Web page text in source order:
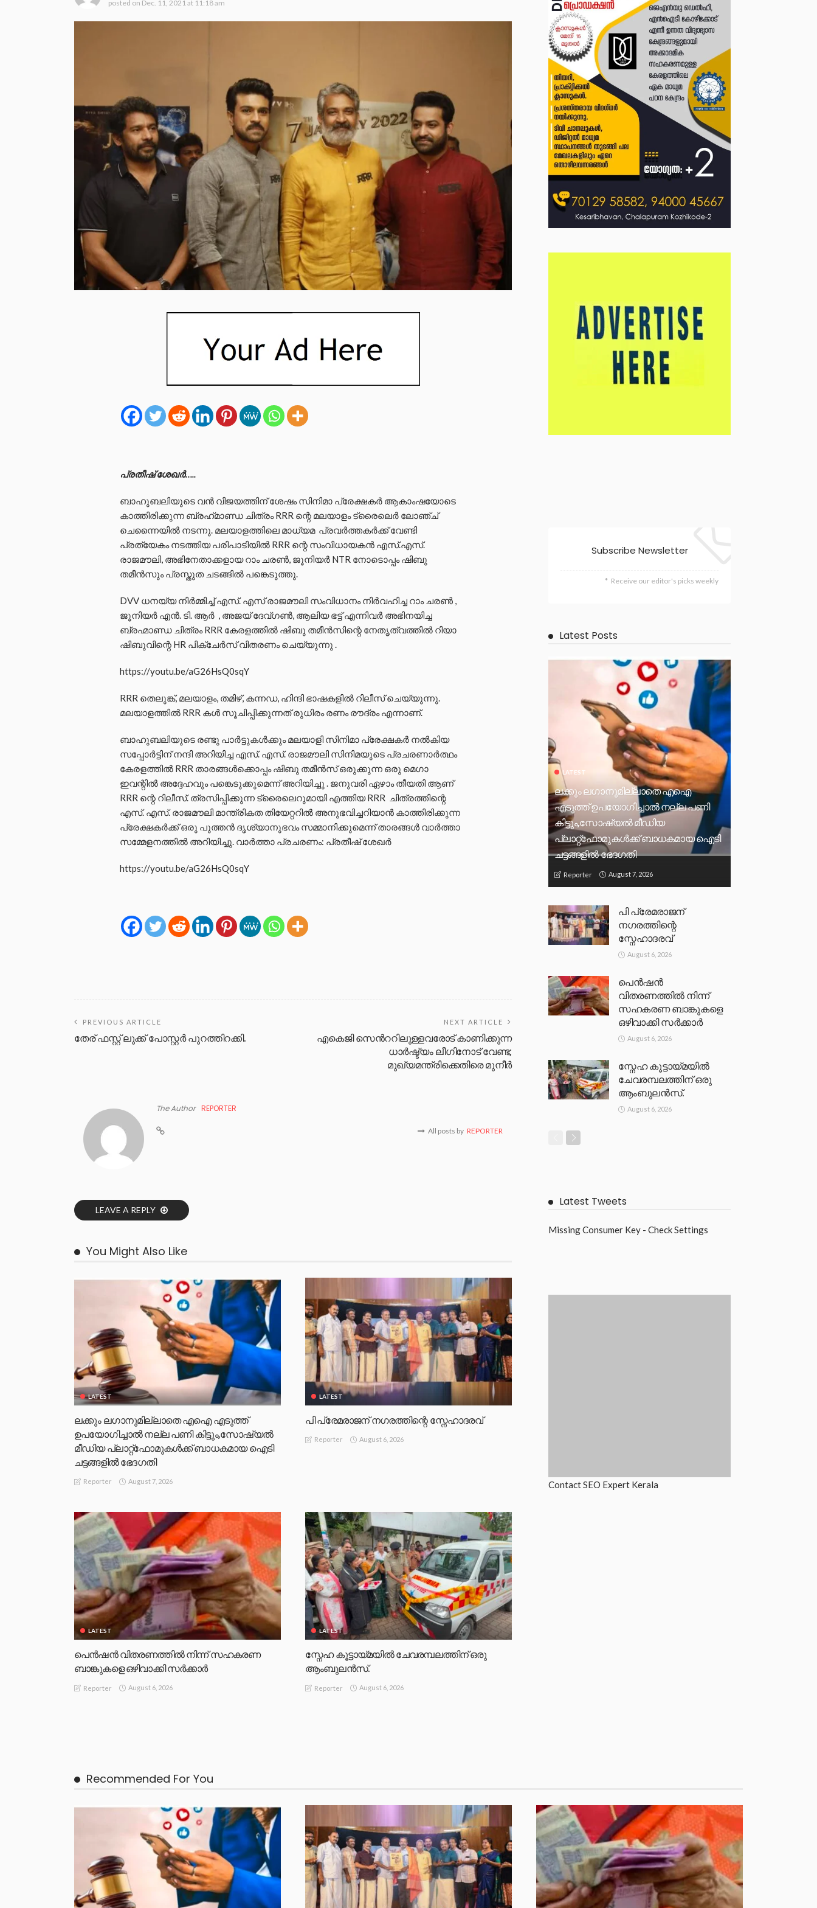
posted on Dec. 11, 2021 at 11:18 am
പ്രതീഷ് ശേഖർ…..
ബാഹുബലിയുടെ വൻ വിജയത്തിന് ശേഷം സിനിമാ പ്രേക്ഷകർ ആകാംഷയോടെ
കാത്തിരിക്കുന്ന ബ്രഹ്‌മാണ്ഡ ചിത്രം RRR ന്റെ മലയാളം ട്രൈലെർ ലോഞ്ച്
ചെന്നൈയിൽ നടന്നു. മലയാളത്തിലെ മാധ്യമ പ്രവർത്തകർക്ക് വേണ്ടി
പ്രത്യേകം നടത്തിയ പരിപാടിയിൽ RRR ന്റെ സംവിധായകൻ എസ്.എസ്.
രാജമൗലി, അഭിനേതാക്കളായ റാം ചരൺ, ജൂനിയർ NTR നോടൊപ്പം ഷിബു
തമീൻസും പ്രസ്തുത ചടങ്ങിൽ പങ്കെടുത്തു.
DVV ധനയ്യ നിർമ്മിച്ച് എസ്. എസ് രാജമൗലി സംവിധാനം നിർവഹിച്ച‌ റാം ചരൺ ,
ജൂനിയർ എൻ. ടി. ആർ , അജയ് ദേവ്ഗൺ, ആലിയ ഭട്ട് എന്നിവർ അഭിനയിച്ച
ബ്രഹ്മാണ്ഡ ചിത്രം RRR കേരളത്തിൽ ഷിബു തമീൻസിന്റെ നേതൃത്വത്തിൽ റിയാ
ഷിബുവിന്റെ HR പിക്ചേർസ് വിതരണം ചെയ്യുന്നു .
https://youtu.be/aG26HsQ0sqY
RRR തെലുങ്ക്, മലയാളം, തമിഴ്, കന്നഡ, ഹിന്ദി ഭാഷകളിൽ റിലീസ് ചെയ്യുന്നു.
മലയാളത്തിൽ RRR കൾ സൂചിപ്പിക്കുന്നത് രുധിരം രണം രൗദ്രം എന്നാണ്.
ബാഹുബലിയുടെ രണ്ടു പാർട്ടുകൾക്കും മലയാളി സിനിമാ പ്രേക്ഷകർ നൽകിയ
സപ്പോർട്ടിന് നന്ദി അറിയിച്ച എസ്. എസ്. രാജമൗലി സിനിമയുടെ പ്രചരണാർത്ഥം
കേരളത്തിൽ RRR താരങ്ങൾക്കൊപ്പം ഷിബു തമീൻസ് ഒരുക്കുന്ന ഒരു മെഗാ
ഇവന്റിൽ അദ്ദേഹവും പങ്കെടുക്കുമെന്ന് അറിയിച്ചു . ജനുവരി ഏഴാം തീയതി ആണ്
RRR ന്റെ റിലീസ്. ത്രസിപ്പിക്കുന്ന ട്രൈലെറുമായി എത്തിയ RRR ചിത്രത്തിന്റെ
എസ്. എസ്. രാജമൗലി മാന്ത്രികത തിയേറ്ററിൽ അനുഭവിച്ചറിയാൻ കാത്തിരിക്കുന്ന
പ്രേക്ഷകർക്ക് ഒരു പുത്തൻ ദൃശ്യാനുഭവം സമ്മാനിക്കുമെന്ന് താരങ്ങൾ വാർത്താ
സമ്മേളനത്തിൽ അറിയിച്ചു. വാർത്താ പ്രചരണം: പ്രതീഷ് ശേഖർ
https://youtu.be/aG26HsQ0sqY
PREVIOUS ARTICLE
തേര് ഫസ്റ്റ് ലുക്ക് പോസ്റ്റർ പുറത്തിറക്കി.
NEXT ARTICLE
എകെജി സെൻററിലുള്ളവരോട് കാണിക്കുന്ന
ധാർഷ്ട്യം ലീഗിനോട് വേണ്ട;
മുഖ്യമന്ത്രിക്കെതിരെ മുനീർ
The Author REPORTER
All posts by REPORTER
LEAVE A REPLY
You Might Also Like
LATEST
ലക്കും ലഗാനുമില്ലാതെ എഐ എടുത്ത്
ഉപയോഗിച്ചാല്‍ നല്ല പണി കിട്ടും,സോഷ്യല്‍
മീഡിയ പ്ലാറ്റ്‌ഫോമുകള്‍ക്ക് ബാധകമായ ഐടി
ചട്ടങ്ങളില്‍ ഭേദഗതി
Reporter August 7, 2026
LATEST
പി പ്രേമരാജന് നഗരത്തിന്റെ സ്നേഹാദരവ്
Reporter August 6, 2026
LATEST
പെൻഷൻ വിതരണത്തിൽ നിന്ന് സഹകരണ
ബാങ്കുകളെ ഒഴിവാക്കി സർക്കാർ
Reporter August 6, 2026
LATEST
സ്നേഹ കൂട്ടായ്മയിൽ ചേവരമ്പലത്തിന് ഒരു
ആംബുലൻസ്.
Reporter August 6, 2026
Subscribe Newsletter
Receive our editor's picks weekly
Latest Posts
LATEST
ലക്കും ലഗാനുമില്ലാതെ എഐ
എടുത്ത് ഉപയോഗിച്ചാല്‍ നല്ല പണി
കിട്ടും,സോഷ്യല്‍ മീഡിയ
പ്ലാറ്റ്‌ഫോമുകള്‍ക്ക് ബാധകമായ ഐടി
ചട്ടങ്ങളില്‍ ഭേദഗതി
Reporter August 7, 2026
പി പ്രേമരാജന്
നഗരത്തിന്റെ
സ്നേഹാദരവ്
August 6, 2026
പെൻഷൻ
വിതരണത്തിൽ നിന്ന്
സഹകരണ ബാങ്കുകളെ
ഒഴിവാക്കി സർക്കാർ
August 6, 2026
സ്നേഹ കൂട്ടായ്മയിൽ
ചേവരമ്പലത്തിന് ഒരു
ആംബുലൻസ്.
August 6, 2026
Latest Tweets
Missing Consumer Key - Check Settings
ContactSEO Expert Kerala
Recommended For You